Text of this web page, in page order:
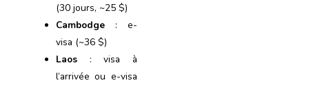
(30 jours, ~25 $)
Cambodge : e-
visa (~36 $)
Laos : visa à
l’arrivée ou e-visa